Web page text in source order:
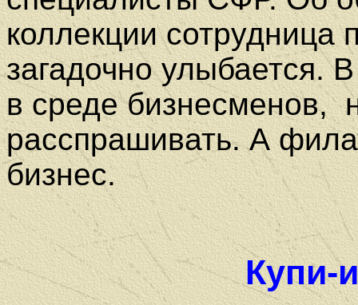
коллекции сотрудница
загадочно улыбается.
в среде бизнесменов,
расспрашивать. А
бизнес.
Купи-